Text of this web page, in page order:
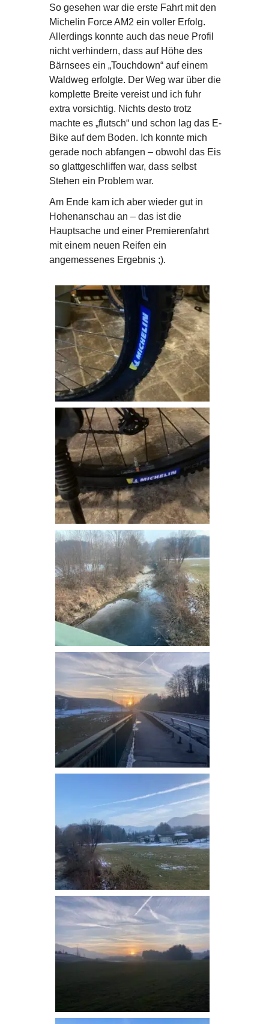
So gesehen war die erste Fahrt mit den
Michelin Force AM2 ein voller Erfolg.
Allerdings konnte auch das neue Profil
nicht verhindern, dass auf Höhe des
Bärnsees ein „Touchdown“ auf einem
Waldweg erfolgte. Der Weg war über die
komplette Breite vereist und ich fuhr
extra vorsichtig. Nichts desto trotz
machte es „flutsch“ und schon lag das E-
Bike auf dem Boden. Ich konnte mich
gerade noch abfangen – obwohl das Eis
so glattgeschliffen war, dass selbst
Stehen ein Problem war.
Am Ende kam ich aber wieder gut in
Hohenanschau an – das ist die
Hauptsache und einer Premierenfahrt
mit einem neuen Reifen ein
angemessenes Ergebnis ;).